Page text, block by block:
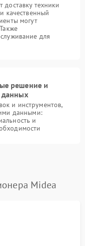
доставку техники
качественный
могут
для
решение и
данных
и инструментов,
данными:
и
Midea